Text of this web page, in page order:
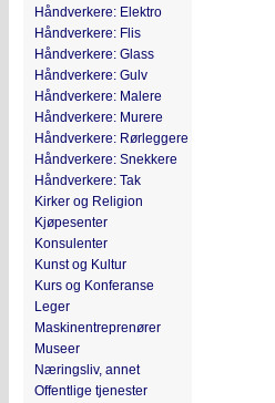
Håndverkere: Elektro
Håndverkere: Flis
Håndverkere: Glass
Håndverkere: Gulv
Håndverkere: Malere
Håndverkere: Murere
Håndverkere: Rørleggere
Håndverkere: Snekkere
Håndverkere: Tak
Kirker og Religion
Kjøpesenter
Konsulenter
Kunst og Kultur
Kurs og Konferanse
Leger
Maskinentreprenører
Museer
Næringsliv, annet
Offentlige tjenester